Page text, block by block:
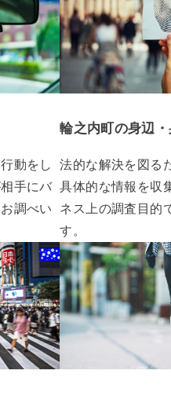
動をし
手にバ
調べい
輪之内町の身辺
法的な解決を図る
具体的な情報を収
ネス上の調査目的
す。